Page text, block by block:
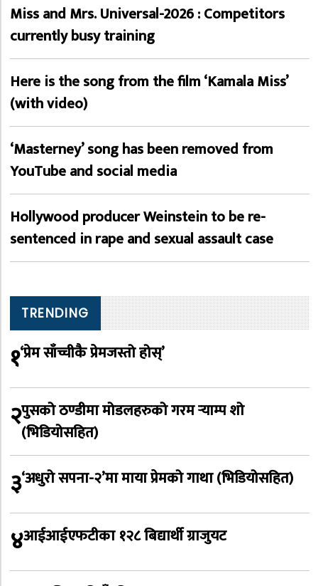
Miss and Mrs. Universal-2026 : Competitors
currently busy training
Here is the song from the film ‘Kamala Miss’
(with video)
‘Masterney’ song has been removed from
YouTube and social media
Hollywood producer Weinstein to be re-
sentenced in rape and sexual assault case
TRENDING
१‘प्रेम साँच्चीकै प्रेमजस्तो होस्’
२पुसको ठण्डीमा मोडलहरुको गरम र्‍याम्प शो
(भिडियोसहित)
३‘अधुरो सपना-२’मा माया प्रेमको गाथा (भिडियोसहित)
४आईआईएफटीका १२८ बिद्यार्थी ग्राजुयट